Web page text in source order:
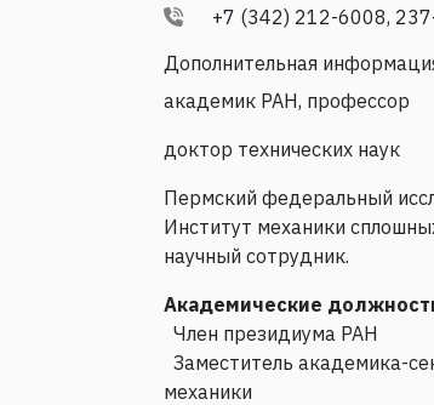
+7 (342) 212-6008,
Дополнительная
академик РАН, профессор
доктор технических наук
Пермский федеральный
Институт механики
научный сотрудник.
Академические
Член президиума РАН
Заместитель академика-
механики